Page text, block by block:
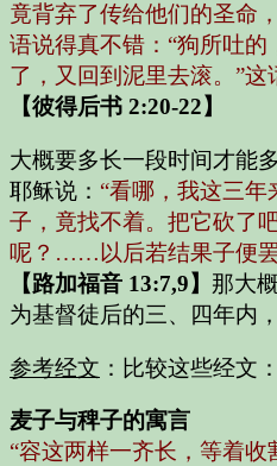
竟背弃了传给他们的圣命
语说得真不错：“狗所吐
了，又回到泥里去滚。”
【彼得后书 2:20-22】
大概要多长一段时间才能
耶稣说： “看哪，我这三
子，竟找不着。把它砍了
呢？……以后若结果子便
【路加福音 13:7,9】 那大
为基督徒后的三、四年内
参考经文 ：比较这些经文：
麦子与稗子的寓言
“容这两样一齐长，等着